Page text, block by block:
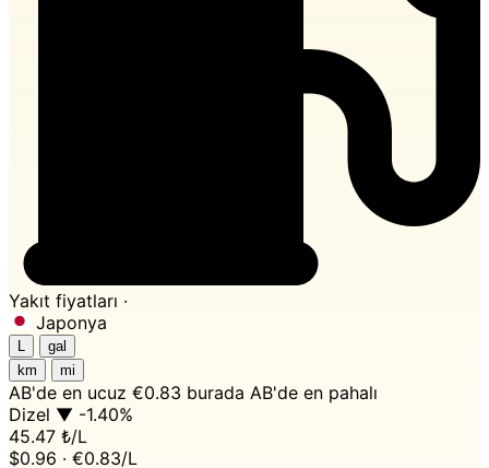
Yakıt fiyatları ·
Japonya
L
gal
km
mi
AB'de en ucuz €0.83 burada AB'de en pahalı
Dizel ▼ -1.40%
45.47 ₺/L
$0.96 · €0.83/L